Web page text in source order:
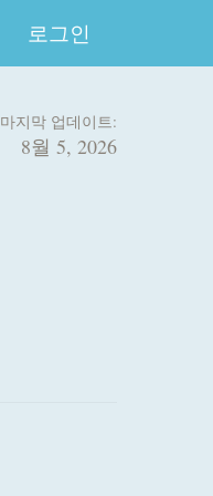
로그인
마지막 업데이트:
8월 5, 2026